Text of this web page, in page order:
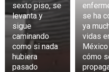
sexto piso, se
levanta y
sigue
caminando
como si nada
hubiera
pasado
se ha
ya
vidas
cómo